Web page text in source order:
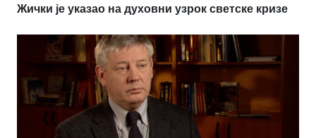
Жички је указао на духовни узрок светске кризе